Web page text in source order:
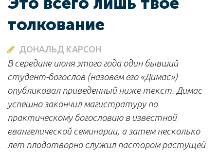
толкование
ДОНАЛЬД КАРСОН
В середине июня этого года один бывший
студент-богослов (назовем его «Димас»)
опубликовал приведенный ниже текст. Димас
успешно закончил магистратуру по
практическому богословию в известной
евангелической семинарии, а затем несколько
лет плодотворно служил пастором растущей